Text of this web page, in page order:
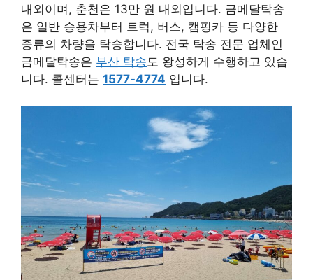
내외이며, 춘천은 13만 원 내외입니다. 금메달탁송
은 일반 승용차부터 트럭, 버스, 캠핑카 등 다양한
종류의 차량을 탁송합니다. 전국 탁송 전문 업체인
금메달탁송은 부산 탁송도 왕성하게 수행하고 있습
니다. 콜센터는 1577-4774 입니다.